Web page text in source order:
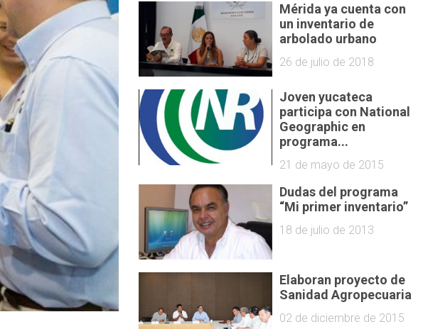
Mérida ya cuenta con
un inventario de
arbolado urbano
26 de julio de 2018
Joven yucateca
participa con National
Geographic en
programa...
21 de mayo de 2015
Dudas del programa
“Mi primer inventario”
18 de julio de 2013
Elaboran proyecto de
Sanidad Agropecuaria
02 de diciembre de 2015